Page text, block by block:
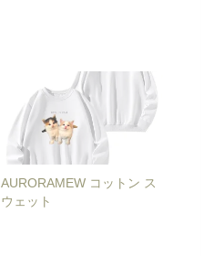
AURORAMEW コットン ス
ウェット